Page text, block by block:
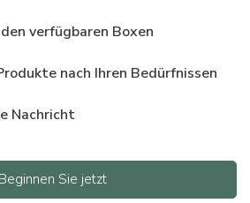
verfügbaren Boxen
nach Ihren Bedürfnissen
Nachricht
Beginnen Sie jetzt